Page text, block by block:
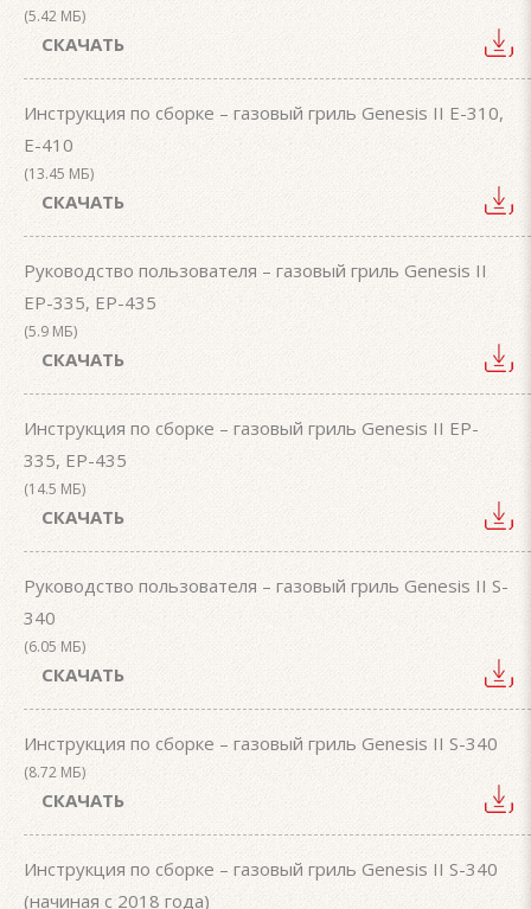
(5.42 МБ)
СКАЧАТЬ
Инструкция по сборке – газовый гриль Genesis II E-310,
E-410
(13.45 МБ)
СКАЧАТЬ
Руководство пользователя – газовый гриль Genesis II
EP-335, EP-435
(5.9 МБ)
СКАЧАТЬ
Инструкция по сборке – газовый гриль Genesis II EP-
335, EP-435
(14.5 МБ)
СКАЧАТЬ
Руководство пользователя – газовый гриль Genesis II S-
340
(6.05 МБ)
СКАЧАТЬ
Инструкция по сборке – газовый гриль Genesis II S-340
(8.72 МБ)
СКАЧАТЬ
Инструкция по сборке – газовый гриль Genesis II S-340
(начиная с 2018 года)